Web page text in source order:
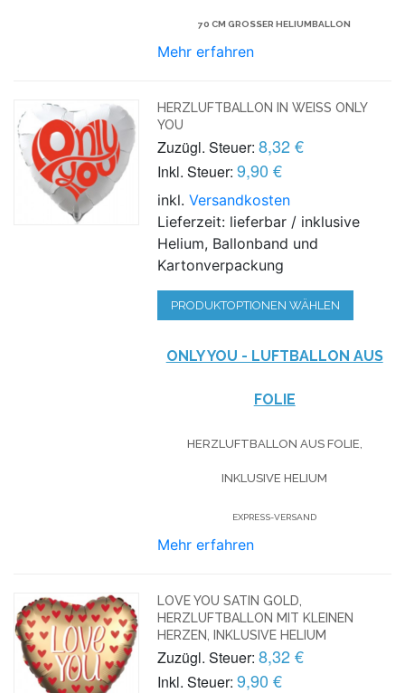
70 CM GROSSER HELIUMBALLON
Mehr erfahren
HERZLUFTBALLON IN WEISS ONLY Y
OU
Zuzügl. Steuer: 8,32 €
Inkl. Steuer: 9,90 €
inkl.Versandkosten
Lieferzeit: lieferbar / inklusive
Helium, Ballonband und
Kartonverpackung
PRODUKTOPTIONEN WÄHLEN
ONLY YOU - LUFTBALLON AUS
FOLIE
HERZLUFTBALLON AUS FOLIE,
INKLUSIVE HELIUM
EXPRESS-VERSAND
Mehr erfahren
LOVE YOU SATIN GOLD,
HERZLUFTBALLON MIT KLEINEN
HERZEN, INKLUSIVE HELIUM
Zuzügl. Steuer: 8,32 €
Inkl. Steuer: 9,90 €